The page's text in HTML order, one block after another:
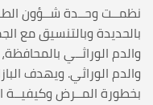
نظمــت وحــدة شــؤون
بالحديدة وبالتنسيق مع
والدم الوراثــي
والدم الوراثي. ويهدف
بخطورة المــرض وكيفيــة